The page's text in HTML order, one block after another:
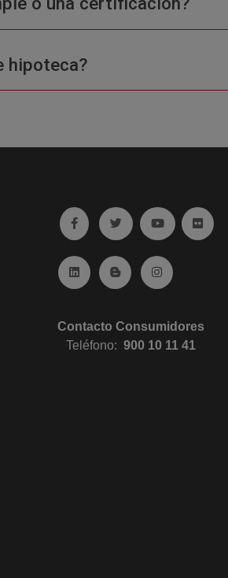
hipoteca?
Ir a facebook (abre en
Ir a twitter (abre en
Ir a Ir a
Ir a Linkedin (abre en
Ir al Blog (abre en
Ir a
Contacto Consumidores
Teléfono:900 10 11 41